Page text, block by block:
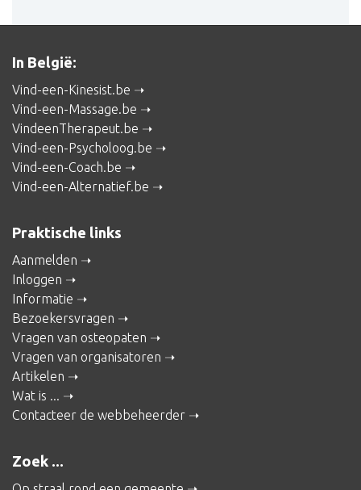
In België:
Vind-een-Kinesist.be
Vind-een-Massage.be
VindeenTherapeut.be
Vind-een-Psycholoog.be
Vind-een-Coach.be
Vind-een-Alternatief.be
Praktische links
Aanmelden
Inloggen
Informatie
Bezoekersvragen
Vragen van osteopaten
Vragen van organisatoren
Artikelen
Wat is ...
Contacteer de webbeheerder
Zoek ...